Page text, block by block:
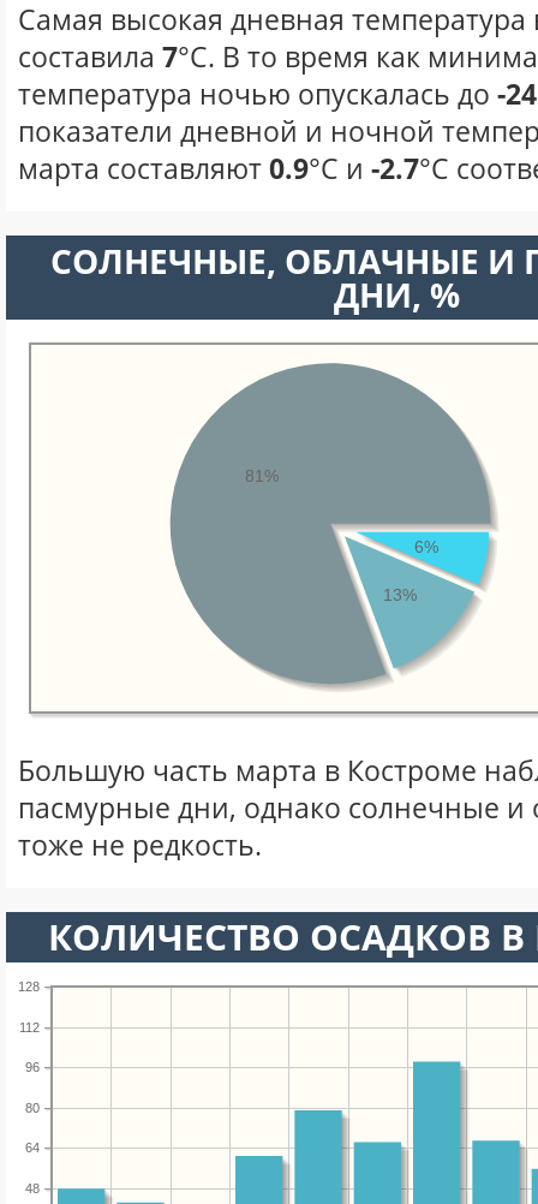
Самая высокая дневная температура
составила 7°С. В то время как
температура ночью опускалась до -24
показатели дневной и ночной
марта составляют0.9°С и -2.7°С
CОЛНЕЧНЫЕ, ОБЛАЧНЫЕ И
ДНИ, %
6%
13%
81%
Большую часть марта в Костроме
пасмурные дни, однако солнечные
тоже не редкость.
КОЛИЧЕСТВО ОСАДКОВ
48
64
80
96
112
128